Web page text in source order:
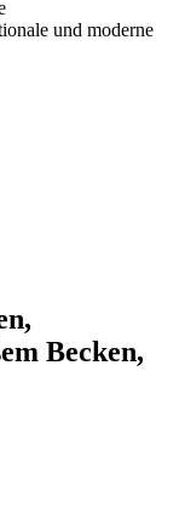
und moderne
Becken,